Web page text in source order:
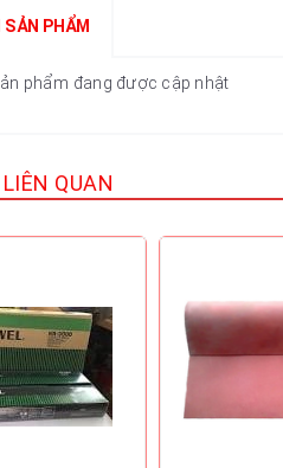
PHẨM
phẩm đang được cập nhật
QUAN